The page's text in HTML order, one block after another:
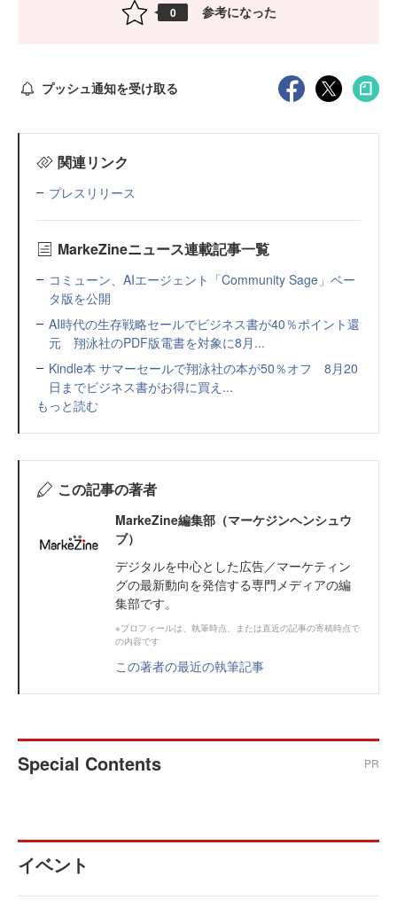
0 参考になった
プッシュ通知を受け取る
関連リンク
プレスリリース
MarkeZineニュース連載記事一覧
コミューン、AIエージェント「Community Sage」ベー
タ版を公開
AI時代の生存戦略セールでビジネス書が40％ポイント還
元 翔泳社のPDF版電書を対象に8月...
Kindle本 サマーセールで翔泳社の本が50％オフ 8月20
日までビジネス書がお得に買え...
もっと読む
この記事の著者
MarkeZine編集部（マーケジンヘンシュウ
ブ）
デジタルを中心とした広告／マーケティン
グの最新動向を発信する専門メディアの編
集部です。
※プロフィールは、執筆時点、または直近の記事の寄稿時点で
の内容です
この著者の最近の執筆記事
Special Contents PR
イベント